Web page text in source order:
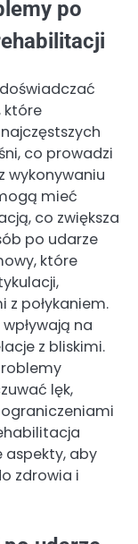
po
które
co prowadzi
wykonywaniu
mieć
co zwiększa
po udarze
które
połykaniem.
na
z bliskimi.
lęk,
aspekty, aby
zdrowia i